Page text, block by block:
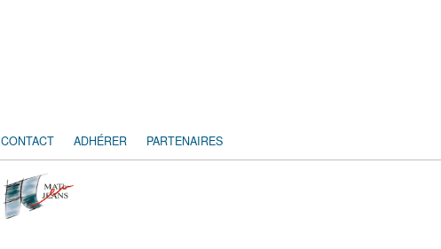
CONTACT ADHÉRER PARTENAIRES